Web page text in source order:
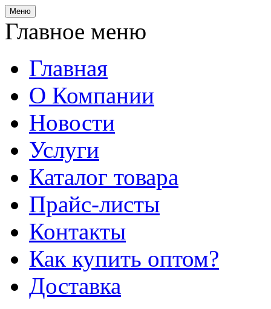
Меню
Главное меню
Главная
О Компании
Новости
Услуги
Каталог товара
Прайс-листы
Контакты
Как купить оптом?
Доставка